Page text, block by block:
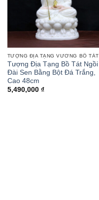
TƯỢNG ĐỊA TẠNG VƯƠNG BỒ TÁT
Tượng Địa Tạng Bồ Tát Ngồi
Đài Sen Bằng Bột Đá Trắng,
Cao 48cm
5,490,000 ₫